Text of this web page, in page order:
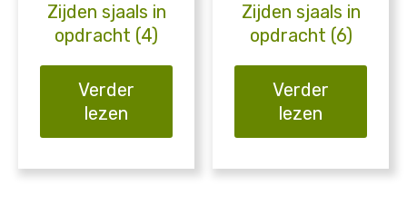
Zijden sjaals in
opdracht (4)
Verder
lezen
Zijden sjaals in
opdracht (6)
Verder
lezen